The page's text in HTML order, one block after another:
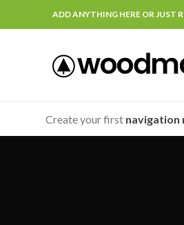
ADD ANYTHING HERE OR JUST
Create your first navigation